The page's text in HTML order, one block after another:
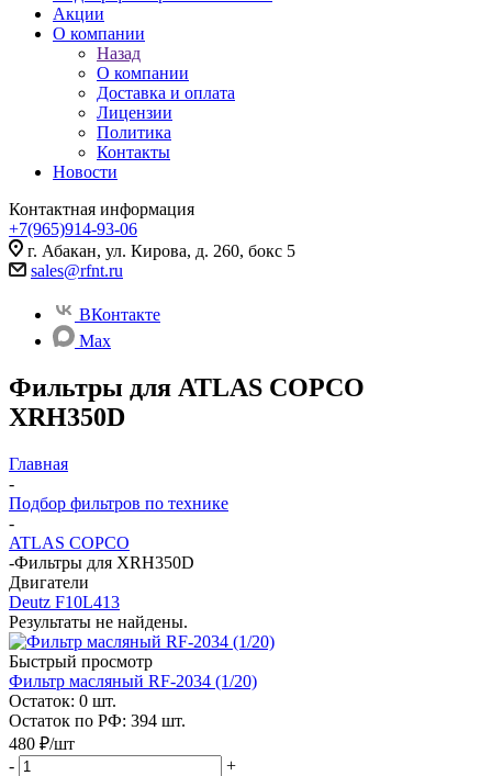
Акции
О компании
Назад
О компании
Доставка и оплата
Лицензии
Политика
Контакты
Новости
Контактная информация
+7(965)914-93-06
г. Абакан, ул. Кирова, д. 260, бокс 5
sales@rfnt.ru
ВКонтакте
Max
Фильтры для ATLAS COPCO
XRH350D
Главная
-
Подбор фильтров по технике
-
ATLAS COPCO
-Фильтры для XRH350D
Двигатели
Deutz F10L413
Результаты не найдены.
Быстрый просмотр
Фильтр масляный RF-2034 (1/20)
Остаток: 0 шт.
Остаток по РФ: 394 шт.
480 ₽/шт
-
+